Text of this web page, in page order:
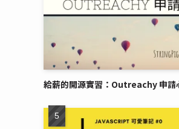
給薪的開源實習：Outreachy 申請